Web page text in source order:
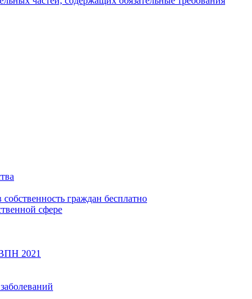
граждан бесплатно
сфере
2021